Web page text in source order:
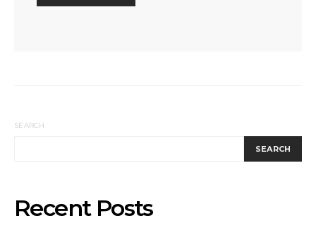
SEARCH
SEARCH
Recent Posts